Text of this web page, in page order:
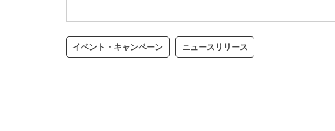
イベント・キャンペーン ニュースリリース